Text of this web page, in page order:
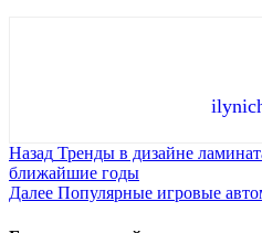
Продолжить
чтение
Назад Тренды в дизайне
ближайшие годы
Далее Популярные игровые